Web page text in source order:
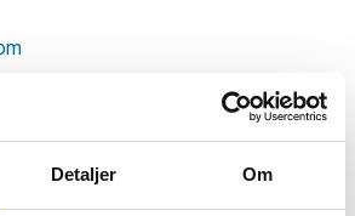
Detaljer Om